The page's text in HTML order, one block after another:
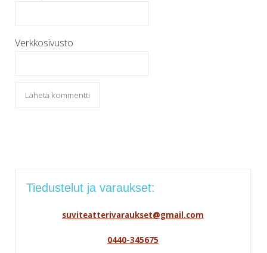
Verkkosivusto
Tiedustelut ja varaukset:
suviteatterivaraukset@gmail.com
0440-345675